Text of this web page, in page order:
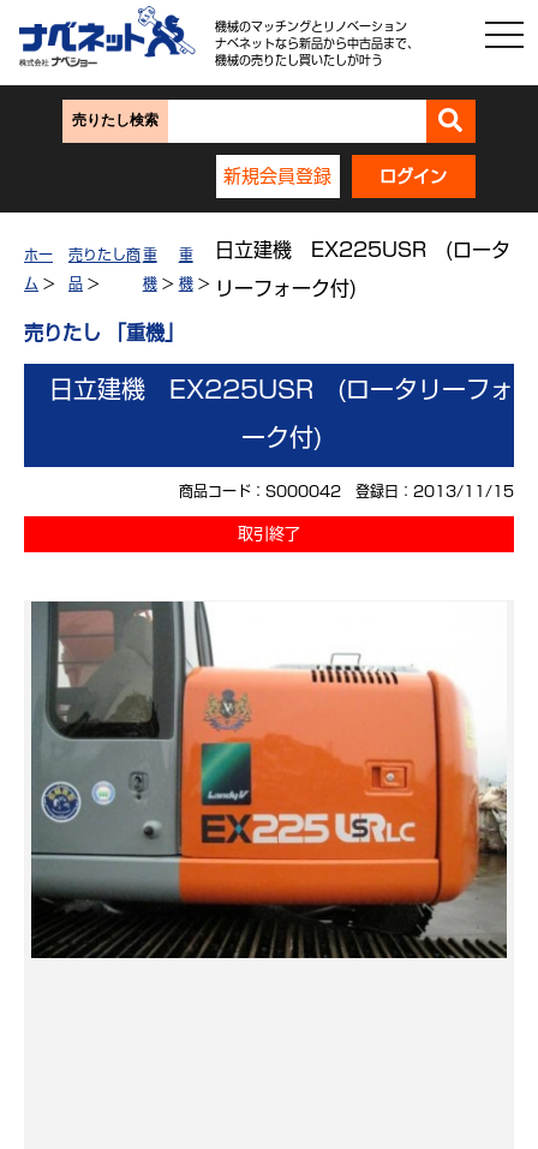
機械のマッチングとリノベーション
ナベネットなら新品から中古品まで、
機械の売りたし買いたしが叶う
売りたし検索
新規会員登録 ログイン
ホー
ム >
売りたし商
品>
重
機>
重
機>
日立建機 EX225USR (ロータ
リーフォーク付)
売りたし 「重機」
日立建機 EX225USR (ロータリーフォ
ーク付)
商品コード：S000042 登録日：2013/11/15
取引終了